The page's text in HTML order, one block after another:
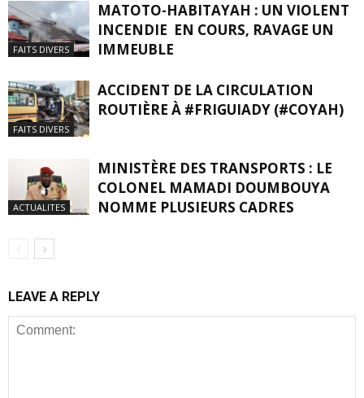
FAITS DIVERS
MATOTO-HABITAYAH : UN VIOLENT
INCENDIE EN COURS, RAVAGE UN
IMMEUBLE
FAITS DIVERS
ACCIDENT DE LA CIRCULATION
ROUTIÈRE À #FRIGUIADY (#COYAH)
ACTUALITES
MINISTÈRE DES TRANSPORTS : LE
COLONEL MAMADI DOUMBOUYA
NOMME PLUSIEURS CADRES
LEAVE A REPLY